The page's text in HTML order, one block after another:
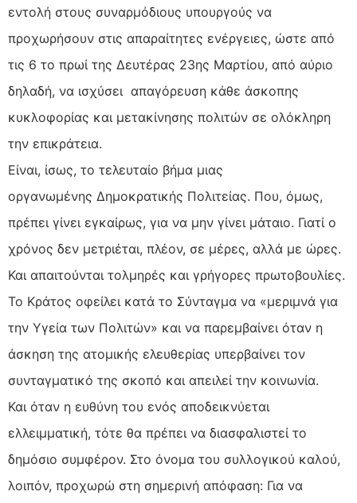
εντολή στους συναρμόδιους υπουργούς να
προχωρήσουν στις απαραίτητες ενέργειες, ώστε από
τις 6 το πρωί της Δευτέρας 23ης Μαρτίου, από αύριο
δηλαδή, να ισχύσει απαγόρευση κάθε άσκοπης
κυκλοφορίας και μετακίνησης πολιτών σε ολόκληρη
την επικράτεια.
Είναι, ίσως, το τελευταίο βήμα μιας
οργανωμένης Δημοκρατικής Πολιτείας. Που, όμως,
πρέπει γίνει εγκαίρως, για να μην γίνει μάταιο. Γιατί ο
χρόνος δεν μετριέται, πλέον, σε μέρες, αλλά με ώρες.
Και απαιτούνται τολμηρές και γρήγορες πρωτοβουλίες.
Το Κράτος οφείλει κατά το Σύνταγμα να «μεριμνά για
την Υγεία των Πολιτών» και να παρεμβαίνει όταν η
άσκηση της ατομικής ελευθερίας υπερβαίνει τον
συνταγματικό της σκοπό και απειλεί την κοινωνία.
Και όταν η ευθύνη του ενός αποδεικνύεται
ελλειμματική, τότε θα πρέπει να διασφαλιστεί το
δημόσιο συμφέρον. Στο όνομα του συλλογικού καλού,
λοιπόν, προχωρώ στη σημερινή απόφαση: Για να